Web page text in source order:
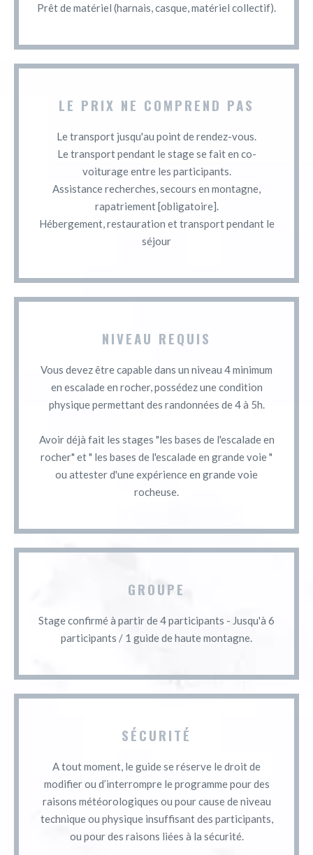
Prêt de matériel (harnais, casque, matériel collectif).
LE PRIX NE COMPREND PAS
Le transport jusqu'au point de rendez-vous.
Le transport pendant le stage se fait en co-
voiturage entre les participants.
Assistance recherches, secours en montagne,
rapatriement [obligatoire].
Hébergement, restauration et transport pendant le
séjour
NIVEAU REQUIS
Vous devez être capable dans un niveau 4 minimum
en escalade en rocher, possédez une condition
physique permettant des randonnées de 4 à 5h.
Avoir déjà fait les stages "les bases de l'escalade en
rocher" et " les bases de l'escalade en grande voie "
ou attester d'une expérience en grande voie
rocheuse.
GROUPE
Stage confirmé à partir de 4 participants - Jusqu'à 6
participants / 1 guide de haute montagne.
SÉCURITÉ
A tout moment, le guide se réserve le droit de
modifier ou d’interrompre le programme pour des
raisons météorologiques ou pour cause de niveau
technique ou physique insuffisant des participants,
ou pour des raisons liées à la sécurité.